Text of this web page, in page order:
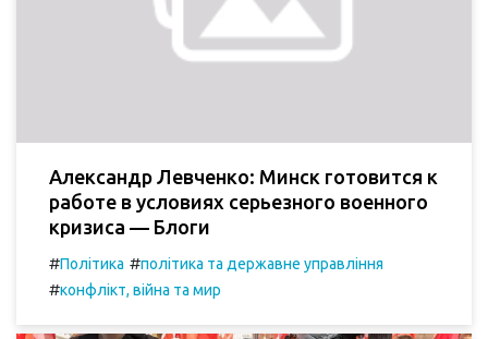
Александр Левченко: Минск готовится к
работе в условиях серьезного военного
кризиса — Блоги
#Політика #політика та державне управління
#конфлікт, війна та мир